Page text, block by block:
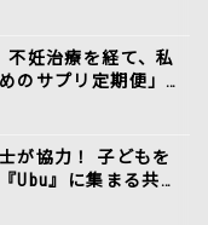
不妊治療を経て、私
のサプリ定期便」を
が協力！ 子どもを
Ubu』に集まる共感